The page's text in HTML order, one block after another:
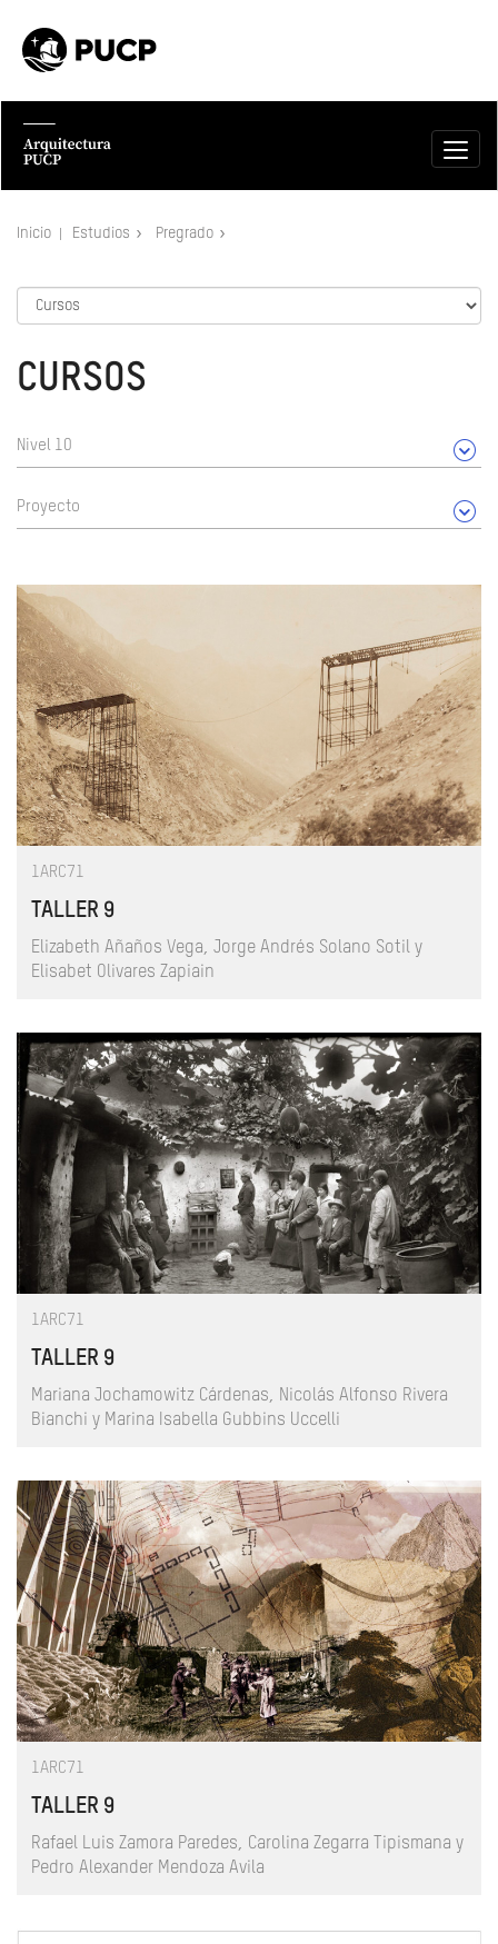
Inicio Estudios Pregrado
CURSOS
Nivel 10
Proyecto
1ARC71
TALLER 9
Elizabeth Añaños Vega, Jorge Andrés Solano Sotil y
Elisabet Olivares Zapiain
1ARC71
TALLER 9
Mariana Jochamowitz Cárdenas, Nicolás Alfonso Rivera
Bianchi y Marina Isabella Gubbins Uccelli
1ARC71
TALLER 9
Rafael Luis Zamora Paredes, Carolina Zegarra Tipismana y
Pedro Alexander Mendoza Avila